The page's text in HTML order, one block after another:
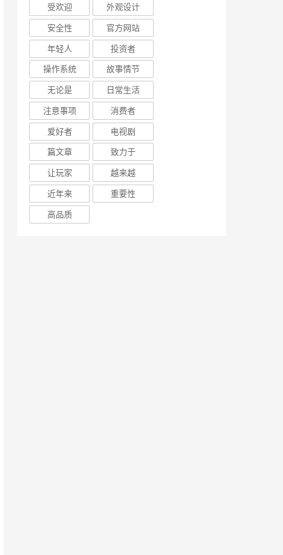
受欢迎
外观设计
安全性
官方网站
年轻人
投资者
操作系统
故事情节
无论是
日常生活
注意事项
消费者
爱好者
电视剧
篇文章
致力于
让玩家
越来越
近年来
重要性
高品质